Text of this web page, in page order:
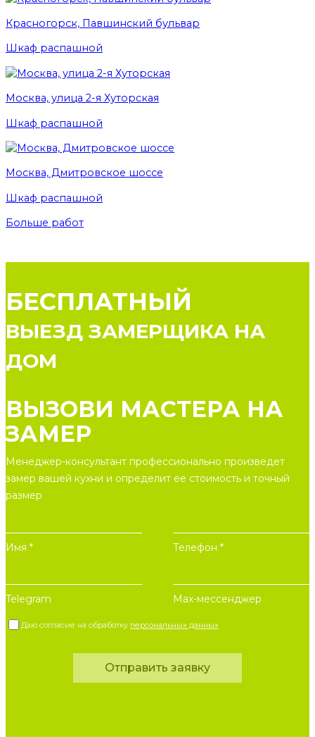
Красногорск, Павшинский бульвар
Шкаф распашной
Москва, улица 2-я Хуторская
Шкаф распашной
Москва, Дмитровское шоссе
Шкаф распашной
Больше работ
БЕСПЛАТНЫЙ
ВЫЕЗД ЗАМЕРЩИКА НА
ДОМ
ВЫЗОВИ МАСТЕРА НА
ЗАМЕР
Менеджер-консультант профессионально произведет
замер вашей кухни и определит ее стоимость и точный
размер
Имя * Телефон *
Telegram Max-мессенджер
Даю согласие на обработку персональных данных
Отправить заявку